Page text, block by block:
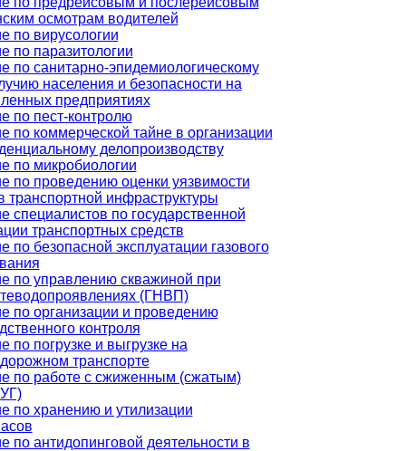
осмотрам водителей
по вирусологии
по паразитологии
по санитарно-эпидемиологическому
населения и безопасности на
предприятиях
по пест-контролю
по коммерческой тайне в организации
делопроизводству
по микробиологии
по проведению оценки уязвимости
транспортной инфраструктуры
специалистов по государственной
транспортных средств
по безопасной эксплуатации газового
по управлению скважиной при
(ГНВП)
по организации и проведению
контроля
по погрузке и выгрузке на
транспорте
по работе с сжиженным (сжатым)
по хранению и утилизации
по антидопинговой деятельности в